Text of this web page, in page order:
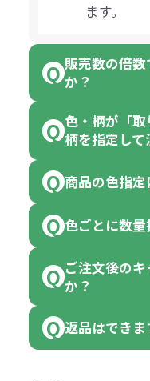
ます。
販売数の倍
か？
一部商品
です。
ります。
【例】注
は、100
可能です
色・柄が「
柄を指定して
「色・柄
ている商
ん。
商品の色指定
色指定で
品の詳細
ベルや商
ては色指
色ごとに数
「選べる
す。
ご注文後の
か？
お客様都
返品はできま